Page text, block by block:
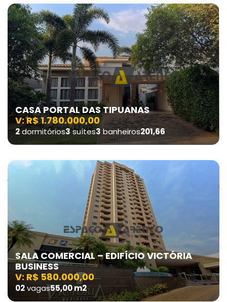
CASA PORTAL DAS TIPUANAS
V: R$ 1.780.000,00
2dormitórios3suítes3banheiros201,66
SALA COMERCIAL – EDIFÍCIO VICTÓRIA
BUSINESS
V: R$ 580.000,00
02vagas55,00 m2